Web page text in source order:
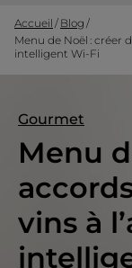
Accueil
Blog
Menu de Noël : créer
intelligent Wi-Fi
Gourmet
Menu
vins à